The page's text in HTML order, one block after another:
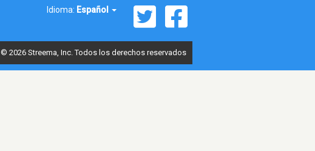
Idioma: Español
© 2026 Streema, Inc. Todos los derechos reservados